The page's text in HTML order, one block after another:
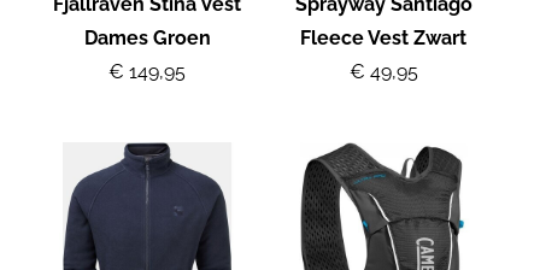
Dames Groen
€ 149,95
Fleece Vest Zwart
€ 49,95